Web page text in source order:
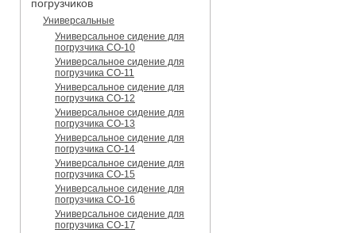
погрузчиков
Универсальные
Универсальное сидение для
погрузчика CO-10
Универсальное сидение для
погрузчика CO-11
Универсальное сидение для
погрузчика CO-12
Универсальное сидение для
погрузчика CO-13
Универсальное сидение для
погрузчика CO-14
Универсальное сидение для
погрузчика CO-15
Универсальное сидение для
погрузчика CO-16
Универсальное сидение для
погрузчика CO-17